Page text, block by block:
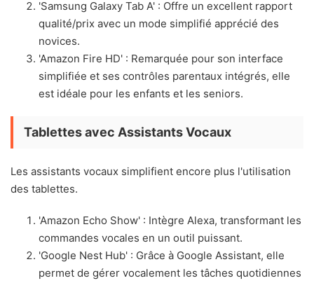
'Samsung Galaxy Tab A' : Offre un excellent rapport
qualité/prix avec un mode simplifié apprécié des
novices.
'Amazon Fire HD' : Remarquée pour son interface
simplifiée et ses contrôles parentaux intégrés, elle
est idéale pour les enfants et les seniors.
Tablettes avec Assistants Vocaux
Les assistants vocaux simplifient encore plus l'utilisation
des tablettes.
'Amazon Echo Show' : Intègre Alexa, transformant les
commandes vocales en un outil puissant.
'Google Nest Hub' : Grâce à Google Assistant, elle
permet de gérer vocalement les tâches quotidiennes